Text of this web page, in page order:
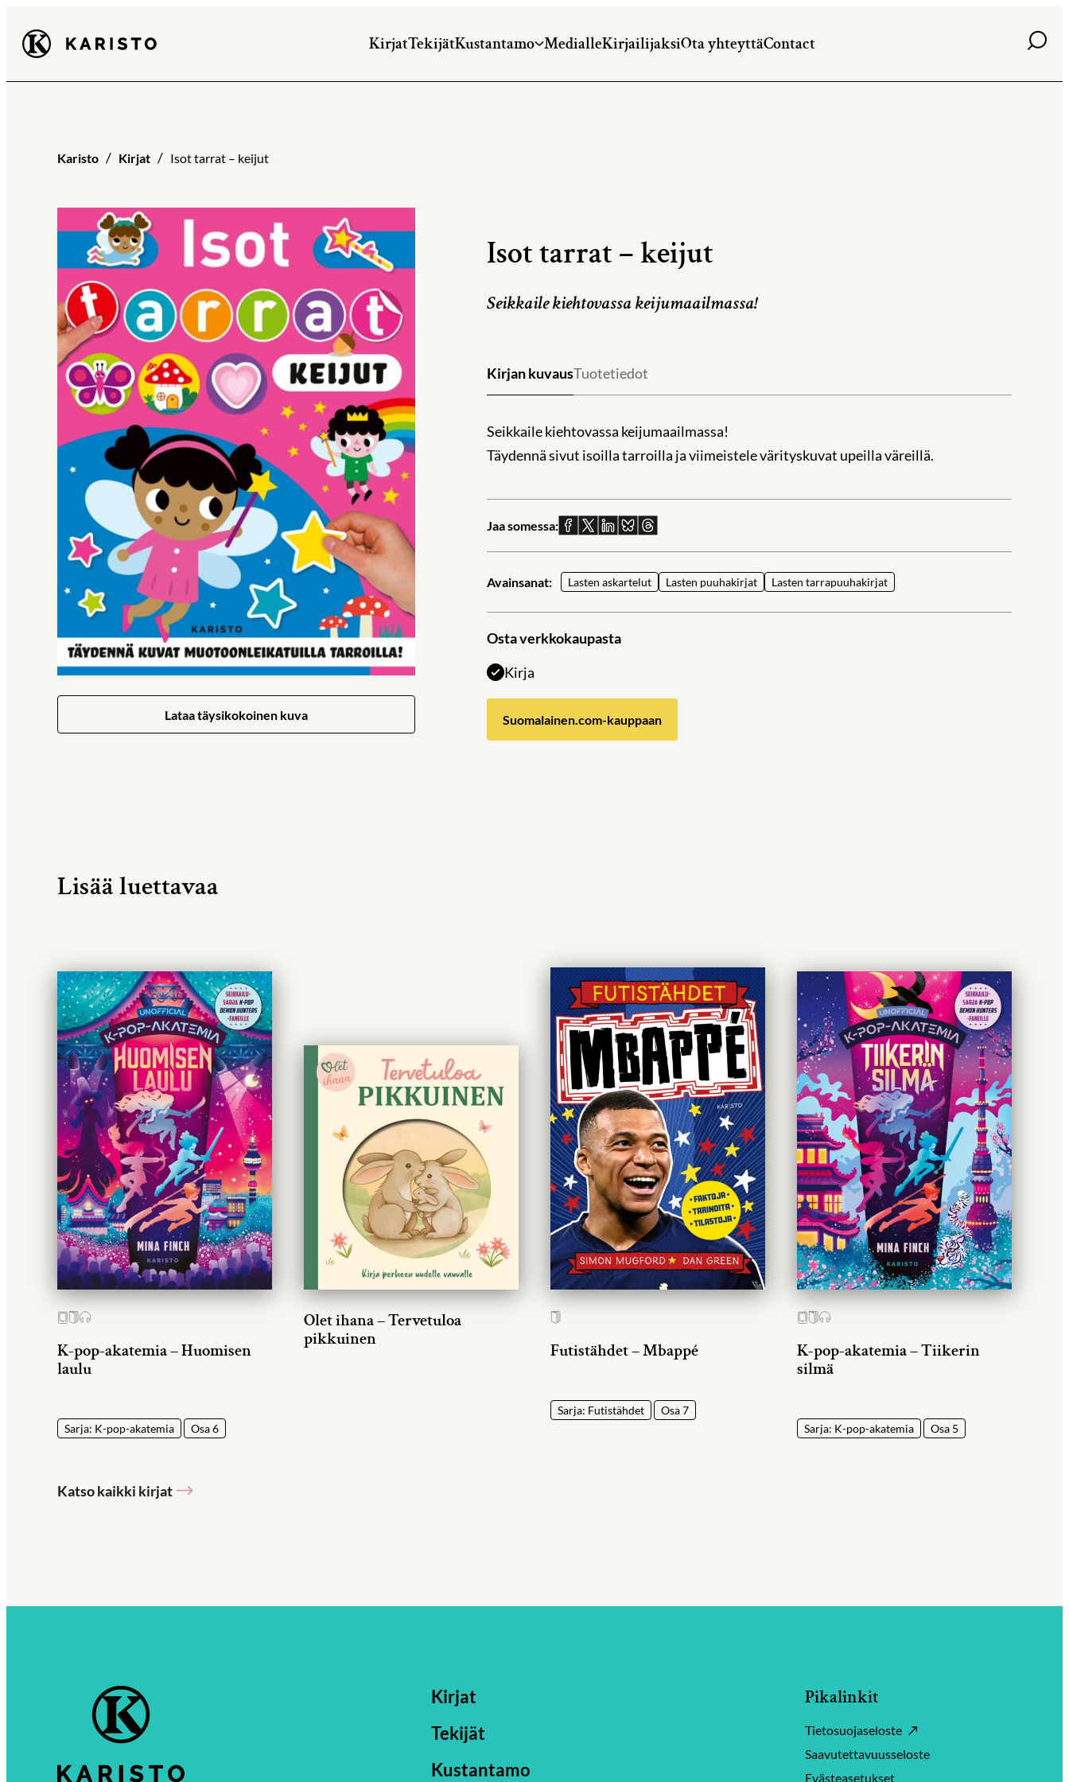
suoraan
Karisto KirjatTekijätKustantamo MedialleKirjailijaksiOta yhteyttäContact Haku
Karisto Kirjat Isot tarrat – keijut
Lataa täysikokoinen kuva
Isot tarrat – keijut
Seikkaile kiehtovassa keijumaailmassa!
Kirjan kuvausTuotetiedot
Seikkaile kiehtovassa keijumaailmassa!
Täydennä sivut isoilla tarroilla ja viimeistele värityskuvat upeilla väreillä.
Jaa somessa:Jaa
Facebookissa
Jaa
X:ssä
Jaa
Linkedinissä
Jaa
Blueskyssä
Jaa
sähköpostilla
Avainsanat: Lasten askartelut Lasten puuhakirjat Lasten tarrapuuhakirjat
Osta verkkokaupasta
Kirja
Suomalainen.com-kauppaan
Lisää luettavaa
K-pop-akatemia – Huomisen
laulu
Sarja: K-pop-akatemia Osa 6
Olet ihana – Tervetuloa
pikkuinen
Futistähdet – Mbappé
Sarja: Futistähdet Osa 7
K-pop-akatemia – Tiikerin
silmä
Sarja: K-pop-akatemia Osa 5
Katso kaikki kirjat
Kirjat
Tekijät
Kustantamo
Pikalinkit
Tietosuojaseloste
Saavutettavuusseloste
Evästeasetukset